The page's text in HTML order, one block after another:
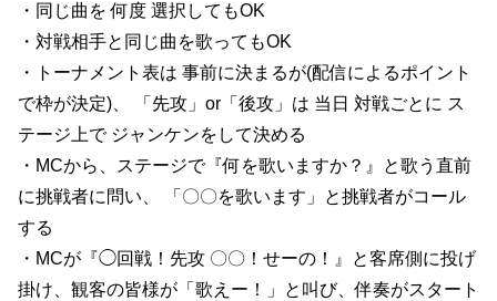
・同じ曲を 何度 選択してもOK
・対戦相手と同じ曲を歌ってもOK
・トーナメント表は 事前に決まるが(配信によるポイント
で枠が決定)、 「先攻」or「後攻」は 当日 対戦ごとに ス
テージ上で ジャンケンをして決める
・MCから、ステージで『何を歌いますか？』と歌う直前
に挑戦者に問い、 「〇〇を歌います」と挑戦者がコール
する
・MCが『◯回戦！先攻 〇〇！せーの！』と客席側に投げ
掛け、観客の皆様が「歌えー！」と叫び、伴奏がスタート